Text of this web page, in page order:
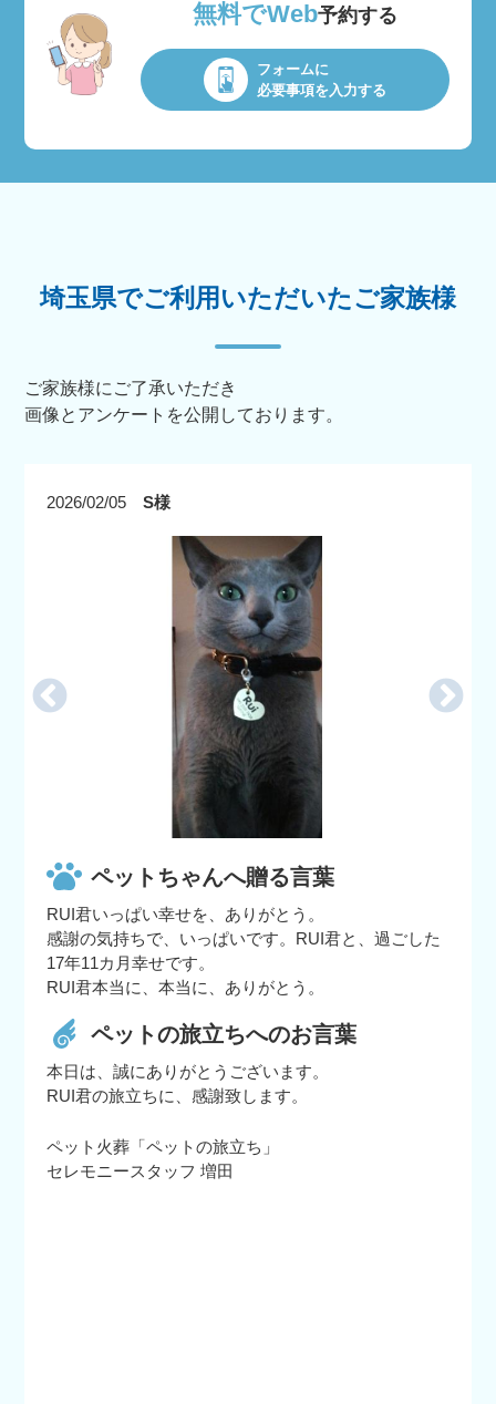
無料でWeb予約する
フォームに
必要事項を入力する
埼玉県でご利用いただいたご家族様
ご家族様にご了承いただき
画像とアンケートを公開しております。
2026/02/05 S様
ペットちゃんへ贈る言葉
RUI君いっぱい幸せを、ありがとう。
感謝の気持ちで、いっぱいです。RUI君と、過ごした
17年11カ月幸せです。
RUI君本当に、本当に、ありがとう。
ペットの旅立ちへのお言葉
本日は、誠にありがとうございます。
RUI君の旅立ちに、感謝致します。
ペット火葬「ペットの旅立ち」
セレモニースタッフ 増田